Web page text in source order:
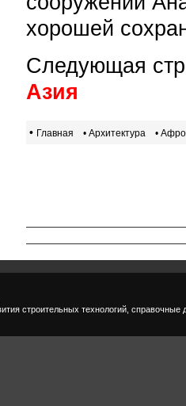
хорошей
Следующая
Азия
• Главная • Архитектура •
строительных технологий, справочные